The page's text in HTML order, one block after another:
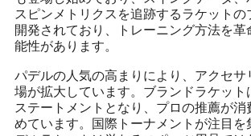
スピンメトリクスを追跡するラケット
開発されており、トレーニング方法を
能性があります。
パデルの人気の高まりにより、アクセ
場が拡大しています。ブランドラケット
ステートメントとなり、プロの推薦が消
めています。国際トーナメントが注目